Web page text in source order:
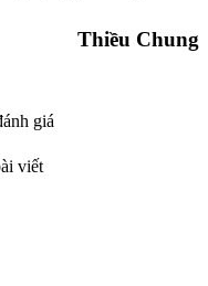
Thiều Chung
giá
viết